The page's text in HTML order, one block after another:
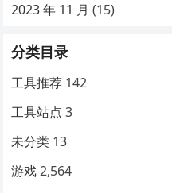
2023 年 11 月 (15)
分类目录
工具推荐 142
工具站点 3
未分类 13
游戏 2,564